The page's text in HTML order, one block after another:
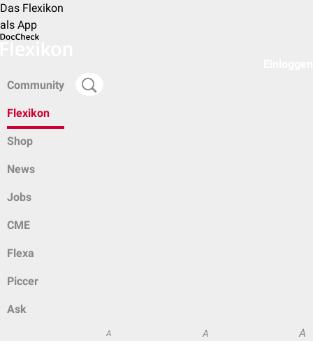
Das Flexikon
als App
Community
Flexikon
Shop
News
Jobs
CME
Flexa
Piccer
Ask
A A A